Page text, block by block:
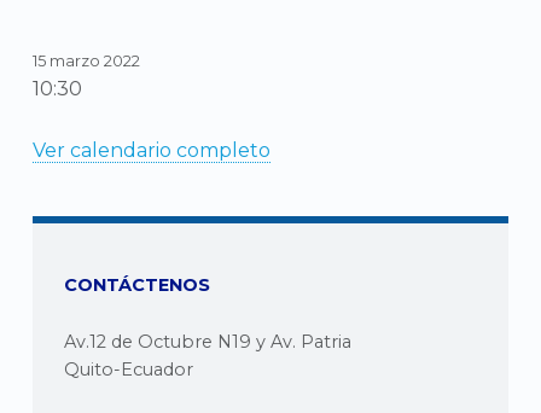
15 marzo 2022
10:30
Ver calendario completo
CONTÁCTENOS
Av.12 de Octubre N19 y Av. Patria
Quito-Ecuador